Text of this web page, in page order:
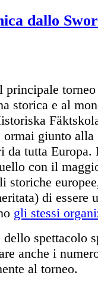
dallo
torneo
storica e al
ormai giunto
da tutta Europa.
con il
di essere
gli stessi
spettacolo
anche i
al torneo.